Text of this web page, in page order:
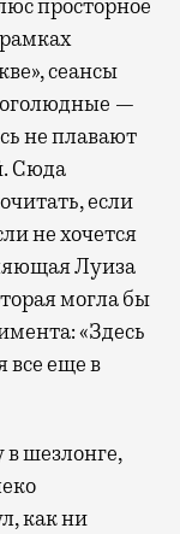
просторное
сеансы
—
не плавают
Сюда
если
не хочется
Луиза
могла бы
«Здесь
все еще в
шезлонге,
как ни